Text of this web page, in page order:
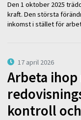
Den 1 oktober 2025
kraft. Den största
inkomst i stället för
17 april 2026
Arbeta ihop
kontroll